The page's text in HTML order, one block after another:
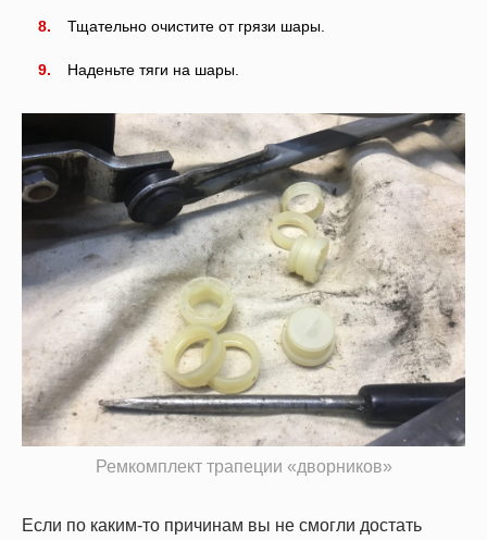
Тщательно очистите от грязи шары.
Наденьте тяги на шары.
Ремкомплект трапеции «дворников»
Если по каким-то причинам вы не смогли достать